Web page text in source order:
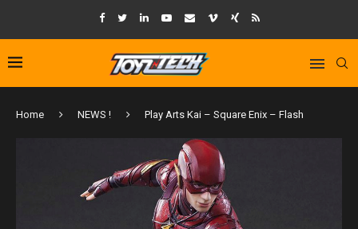
Home NEWS ! Play Arts Kai – Square Enix – Flash